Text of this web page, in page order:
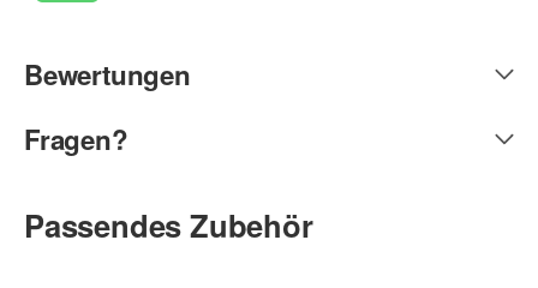
Bewertungen
Fragen?
Passendes Zubehör